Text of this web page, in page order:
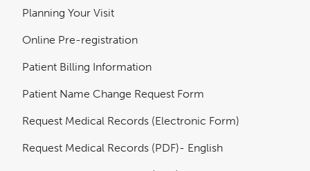
Planning Your Visit
Online Pre-registration
Patient Billing Information
Patient Name Change Request Form
Request Medical Records (Electronic Form)
Request Medical Records (PDF)- English